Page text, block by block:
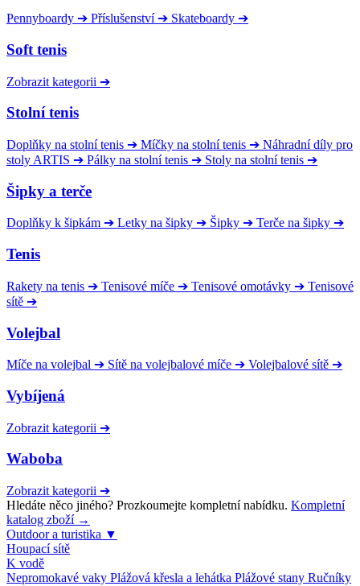
Pennyboardy ➔ Příslušenství ➔ Skateboardy ➔
Soft tenis
Zobrazit kategorii ➔
Stolní tenis
Doplňky na stolní tenis ➔ Míčky na stolní tenis ➔ Náhradní díly pro
stoly ARTIS ➔ Pálky na stolní tenis ➔ Stoly na stolní tenis ➔
Šipky a terče
Doplňky k šipkám ➔ Letky na šipky ➔ Šipky ➔ Terče na šipky ➔
Tenis
Rakety na tenis ➔ Tenisové míče ➔ Tenisové omotávky ➔ Tenisové
sítě ➔
Volejbal
Míče na volejbal ➔ Sítě na volejbalové míče ➔ Volejbalové sítě ➔
Vybíjená
Zobrazit kategorii ➔
Waboba
Zobrazit kategorii ➔
Hledáte něco jiného? Prozkoumejte kompletní nabídku. Kompletní
katalog zboží →
Outdoor a turistika ▼
Houpací sítě
K vodě
Nepromokavé vaky Plážová křesla a lehátka Plážové stany Ručníky